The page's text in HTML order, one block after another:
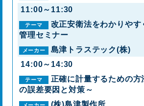
11:00～11:30
改正安衛法をわかりや
管理セミナー
島津トラステック(株)
14:00～14:30
正確に計量するための
の誤差要因と対策～